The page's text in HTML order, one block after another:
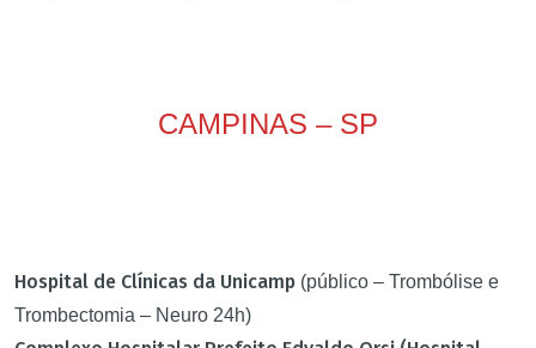
CAMPINAS – SP
Hospital de Clínicas da Unicamp (público – Trombólise e
Trombectomia – Neuro 24h)